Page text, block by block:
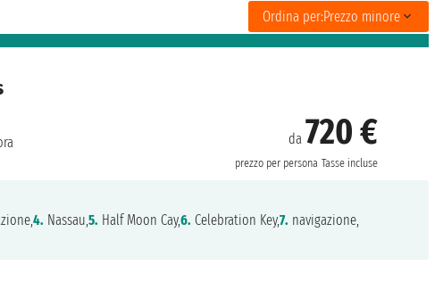
Ordina per:Prezzo minore
da 720 €
prezzo per persona Tasse incluse
4. Nassau,5. Half Moon Cay,6. Celebration Key,7. navigazione,